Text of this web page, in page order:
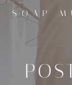
SOAP